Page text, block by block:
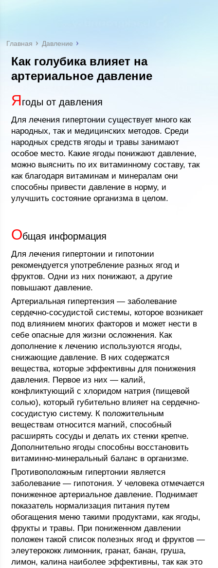
Главная Давление
Как голубика влияет на
артериальное давление
Ягоды от давления
Для лечения гипертонии существует много как
народных, так и медицинских методов. Среди
народных средств ягоды и травы занимают
особое место. Какие ягоды понижают давление,
можно выяснить по их витаминному составу, так
как благодаря витаминам и минералам они
способны привести давление в норму, и
улучшить состояние организма в целом.
Общая информация
Для лечения гипертонии и гипотонии
рекомендуется употребление разных ягод и
фруктов. Одни из них понижают, а другие
повышают давление.
Артериальная гипертензия — заболевание
сердечно-сосудистой системы, которое возникает
под влиянием многих факторов и может нести в
себе опасные для жизни осложнения. Как
дополнение к лечению используются ягоды,
снижающие давление. В них содержатся
вещества, которые эффективны для понижения
давления. Первое из них ― калий,
конфликтующий с хлоридом натрия (пищевой
солью), который губительно влияет на сердечно-
сосудистую систему. К положительным
веществам относится магний, способный
расширять сосуды и делать их стенки крепче.
Дополнительно ягоды способны восстановить
витаминно-минеральный баланс в организме.
Противоположным гипертонии является
заболевание ― гипотония. У человека отмечается
пониженное артериальное давление. Поднимает
показатель нормализация питания путем
обогащения меню такими продуктами, как ягоды,
фрукты и травы. При пониженном давлении
положен такой список полезных ягод и фруктов —
элеутерококк лимонник, гранат, банан, груша,
лимон, калина наиболее эффективны, так как это